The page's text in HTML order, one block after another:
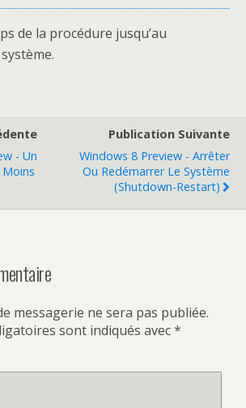
de la procédure jusqu’au
- Un
Moins
Publication Suivante
Windows 8 Preview - Arrêter
Ou Redémarrer Le Système
(Shutdown-Restart)
messagerie ne sera pas publiée.
sont indiqués avec*